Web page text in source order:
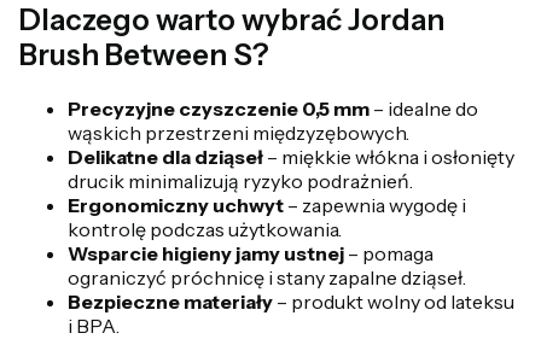
Dlaczego warto wybrać Jordan
Brush Between S?
Precyzyjne czyszczenie 0,5 mm – idealne do
wąskich przestrzeni międzyzębowych.
Delikatne dla dziąseł – miękkie włókna i osłonięty
drucik minimalizują ryzyko podrażnień.
Ergonomiczny uchwyt – zapewnia wygodę i
kontrolę podczas użytkowania.
Wsparcie higieny jamy ustnej – pomaga
ograniczyć próchnicę i stany zapalne dziąseł.
Bezpieczne materiały – produkt wolny od lateksu
i BPA.